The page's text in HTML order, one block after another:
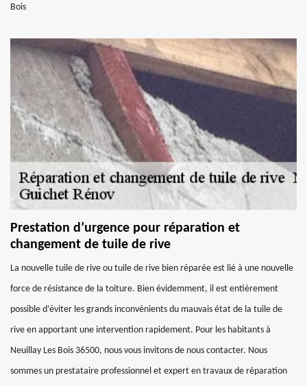
Bois
Prestation d’urgence pour réparation et
changement de tuile de rive
La nouvelle tuile de rive ou tuile de rive bien réparée est lié à une nouvelle
force de résistance de la toiture. Bien évidemment, il est entièrement
possible d’éviter les grands inconvénients du mauvais état de la tuile de
rive en apportant une intervention rapidement. Pour les habitants à
Neuillay Les Bois 36500, nous vous invitons de nous contacter. Nous
sommes un prestataire professionnel et expert en travaux de réparation